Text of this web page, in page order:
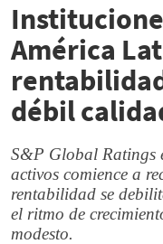
América
débil
S&P Global Ratings
activos comience a
rentabilidad se
el ritmo de
modesto.